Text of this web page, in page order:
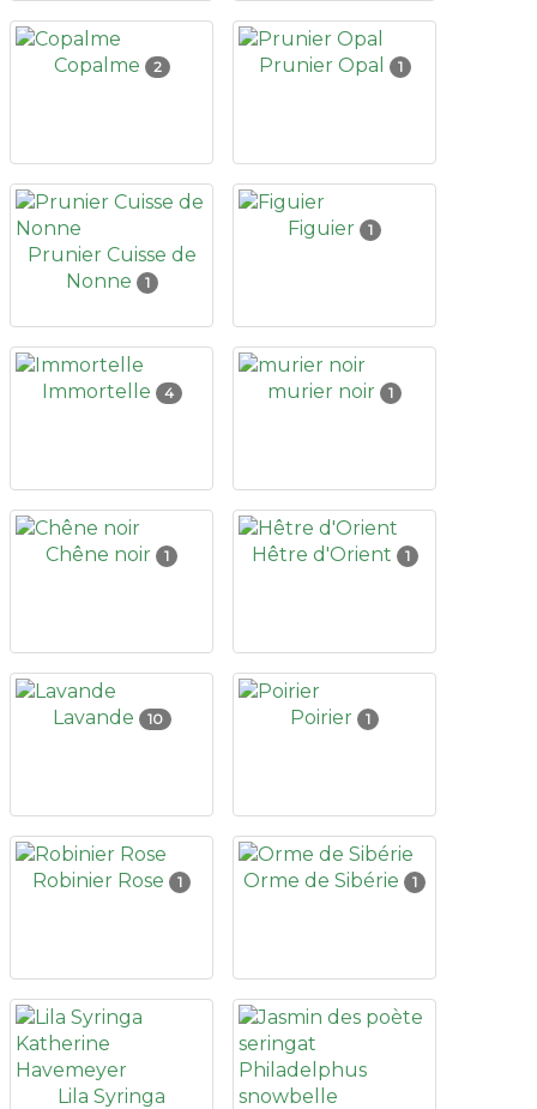
Copalme 2 Prunier Opal 1
Prunier Cuisse de
Nonne
1
Figuier 1
Immortelle 4 murier noir 1
Chêne noir 1 Hêtre d'Orient 1
Lavande 10 Poirier 1
Robinier Rose 1 Orme de Sibérie 1
Lila Syringa